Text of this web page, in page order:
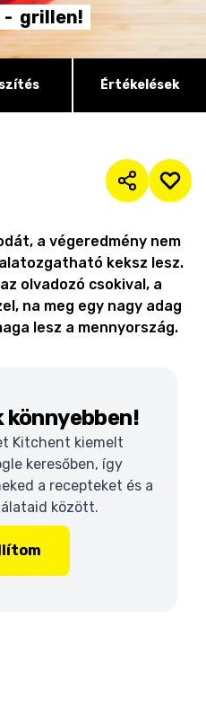
- grillen!
Értékelések
a végeredmény nem
keksz lesz.
olvadozó csokival, a
na meg egy nagy adag
lesz a mennyország.
könnyebben!
Kitchent kiemelt
keresőben, így
a recepteket és a
között.